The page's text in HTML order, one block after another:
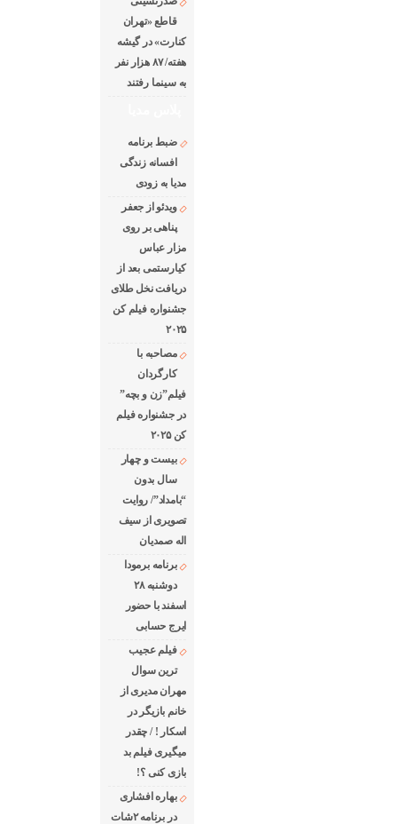
قاطع «تهران
کنارت» در گیشه
هفته/ ۸۷ هزار نفر
به سینما رفتند
ضبط برنامه
افسانه زندگی
مدیا به زودی
ویدئو از جعفر
پناهی بر روی
مزار عباس
کیارستمی بعد از
دریافت نخل طلای
جشنواره فیلم کن
۲۰۲۵
مصاحبه با
کارگردان
فیلم”زن و بچه”
در جشنواره فیلم
کن ۲۰۲۵
بیست و چهار
سال بدون
“بامداد”/ روایت
تصویری از سیف
اله صمدیان
برنامه برمودا
دوشنبه ۲۸
اسفند با حضور
ایرج حسابی
فیلم عجیب
ترین سوال
مهران مدیری از
خانم بازیگر در
اسکار ! / چقدر
میگیری فیلم بد
بازی کنی ؟!
بهاره افشاری
در برنامه ۲شات